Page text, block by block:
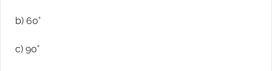
b) 60°
c) 90°